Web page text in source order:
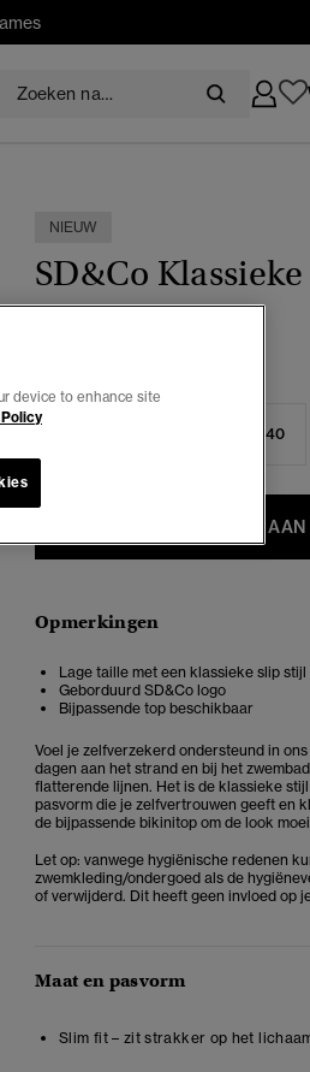
NIEUW
SD&Co
40
TOEVOEGEN
Opmerkingen
Lage taille met een klassieke slip stijl
Geborduurd SD&Co logo
Bijpassende top beschikbaar
Voel je zelfverzekerd ondersteund in
dagen aan het strand en bij het
flatterende lijnen. Het is de klassieke
pasvorm die je zelfvertrouwen geeft en
de bijpassende bikinitop om de look
Let op: vanwege hygiënische redenen
zwemkleding/ondergoed als de
of verwijderd. Dit heeft geen invloed op
Maat en pasvorm
Slim fit – zit strakker op het
device to enhance site